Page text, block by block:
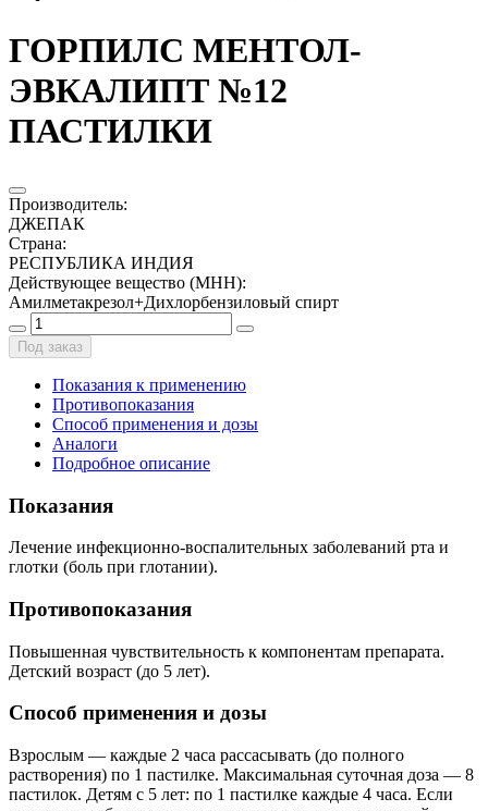
ГОРПИЛС МЕНТОЛ-
ЭВКАЛИПТ №12
ПАСТИЛКИ
Производитель:
ДЖЕПАК
Страна:
РЕСПУБЛИКА ИНДИЯ
Действующее вещество (МНН):
Амилметакрезол+Дихлорбензиловый спирт
Под заказ
Показания к применению
Противопоказания
Способ применения и дозы
Аналоги
Подробное описание
Показания
Лечение инфекционно-воспалительных заболеваний рта и
глотки (боль при глотании).
Противопоказания
Повышенная чувствительность к компонентам препарата.
Детский возраст (до 5 лет).
Способ применения и дозы
Взрослым — каждые 2 часа рассасывать (до полного
растворения) по 1 пастилке. Максимальная суточная доза — 8
пастилок. Детям с 5 лет: по 1 пастилке каждые 4 часа. Если